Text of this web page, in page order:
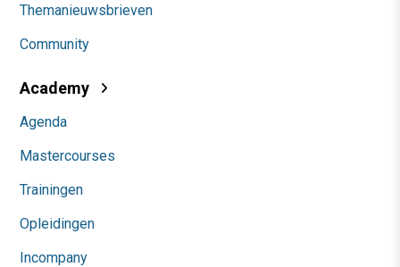
Themanieuwsbrieven
Community
Academy
Agenda
Mastercourses
Trainingen
Opleidingen
Incompany